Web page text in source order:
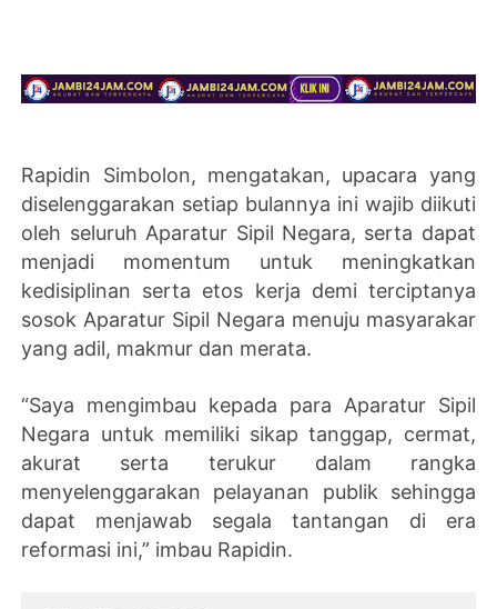
Rapidin Simbolon, mengatakan, upacara yang
diselenggarakan setiap bulannya ini wajib diikuti
oleh seluruh Aparatur Sipil Negara, serta dapat
menjadi momentum untuk meningkatkan
kedisiplinan serta etos kerja demi terciptanya
sosok Aparatur Sipil Negara menuju masyarakar
yang adil, makmur dan merata.
“Saya mengimbau kepada para Aparatur Sipil
Negara untuk memiliki sikap tanggap, cermat,
akurat serta terukur dalam rangka
menyelenggarakan pelayanan publik sehingga
dapat menjawab segala tantangan di era
reformasi ini,” imbau Rapidin.